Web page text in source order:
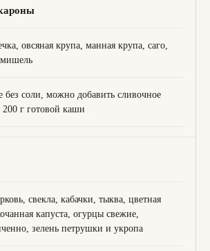
овсяная крупа, манная крупа, саго,
без соли, можно добавить сливочное
г готовой каши
свекла, кабачки, тыква, цветная
капуста, огурцы свежие,
зелень петрушки и укропа